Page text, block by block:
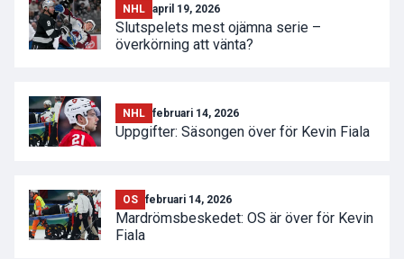
NHL april 19, 2026
Slutspelets mest ojämna serie –
överkörning att vänta?
NHL februari 14, 2026
Uppgifter: Säsongen över för Kevin Fiala
OS februari 14, 2026
Mardrömsbeskedet: OS är över för Kevin
Fiala